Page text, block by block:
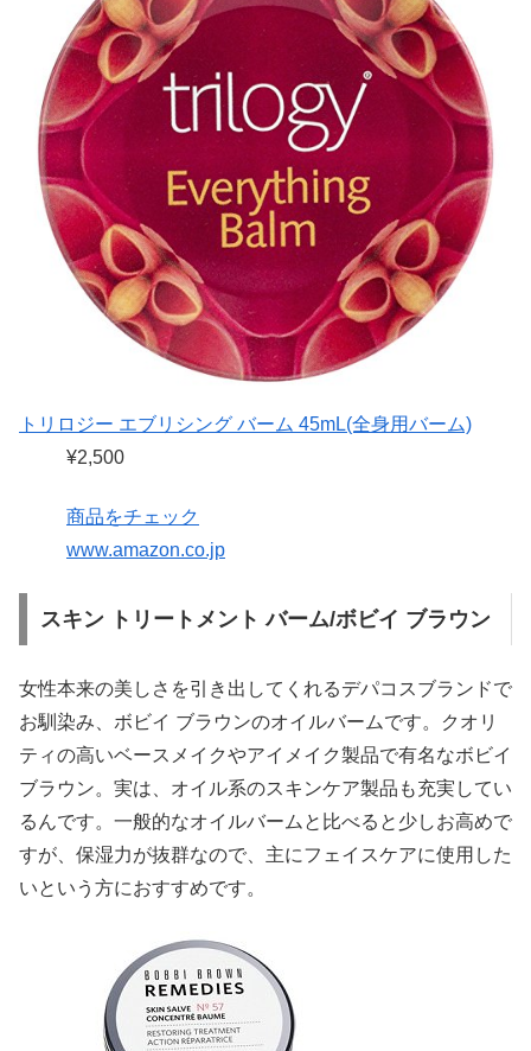
トリロジー エブリシング バーム 45mL(全身用バーム)
¥2,500
商品をチェック
www.amazon.co.jp
スキン トリートメント バーム/ボビイ ブラウン
女性本来の美しさを引き出してくれるデパコスブランドで
お馴染み、ボビイ ブラウンのオイルバームです。クオリ
ティの高いベースメイクやアイメイク製品で有名なボビイ
ブラウン。実は、オイル系のスキンケア製品も充実してい
るんです。一般的なオイルバームと比べると少しお高めで
すが、保湿力が抜群なので、主にフェイスケアに使用した
いという方におすすめです。